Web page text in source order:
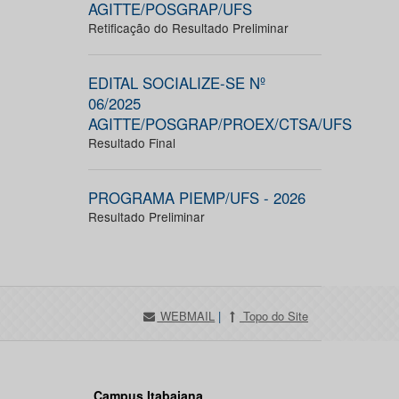
AGITTE/POSGRAP/UFS
Retificação do Resultado Preliminar
EDITAL SOCIALIZE-SE Nº
06/2025
AGITTE/POSGRAP/PROEX/CTSA/UFS
Resultado Final
PROGRAMA PIEMP/UFS - 2026
Resultado Preliminar
WEBMAIL | Topo do Site
Campus Itabaiana